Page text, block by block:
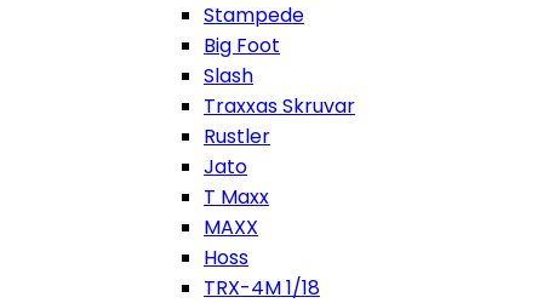
Stampede
Big Foot
Slash
Traxxas Skruvar
Rustler
Jato
T Maxx
MAXX
Hoss
TRX-4M 1/18